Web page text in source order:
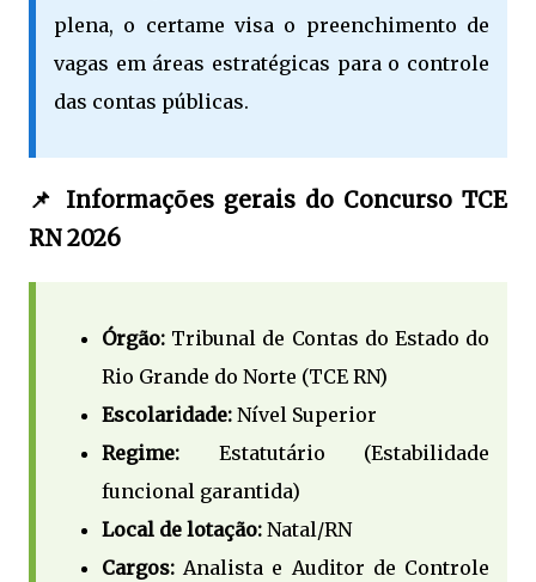
plena, o certame visa o preenchimento de
vagas em áreas estratégicas para o controle
das contas públicas.
📌 Informações gerais do Concurso TCE
RN 2026
Órgão: Tribunal de Contas do Estado do
Rio Grande do Norte (TCE RN)
Escolaridade: Nível Superior
Regime: Estatutário (Estabilidade
funcional garantida)
Local de lotação: Natal/RN
Cargos: Analista e Auditor de Controle